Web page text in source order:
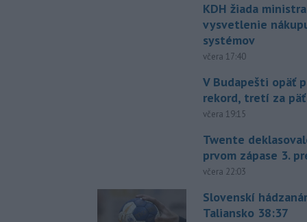
KDH žiada
vysvetlenie
systémov
včera 17:40
V Budapešti opäť
rekord, tretí za
včera 19:15
Twente
prvom zápase 3.
včera 22:03
Slovenskí
Taliansko 38:37